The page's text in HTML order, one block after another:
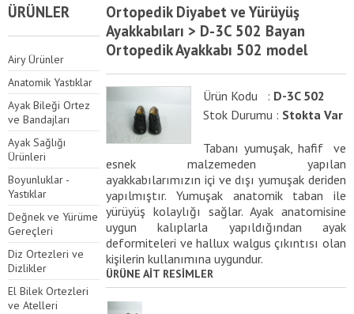
ÜRÜNLER
Airy Ürünler
Anatomik Yastıklar
Ayak Bileği Ortez
ve Bandajları
Ayak Sağlığı
Ürünleri
Boyunluklar -
Yastıklar
Değnek ve Yürüme
Gereçleri
Diz Ortezleri ve
Dizlikler
El Bilek Ortezleri
ve Atelleri
Ortopedik Diyabet ve Yürüyüş
Ayakkabıları > D-3C 502 Bayan
Ortopedik Ayakkabı 502 model
Ürün Kodu : D-3C 502
Stok Durumu : Stokta Var
Tabanı yumuşak, hafif ve
esnek malzemeden yapılan
ayakkabılarımızın içi ve dışı yumuşak deriden
yapılmıştır. Yumuşak anatomik taban ile
yürüyüş kolaylığı sağlar. Ayak anatomisine
uygun kalıplarla yapıldığından ayak
deformiteleri ve hallux walgus çıkıntısı olan
kişilerin kullanımına uygundur.
ÜRÜNE AİT RESİMLER